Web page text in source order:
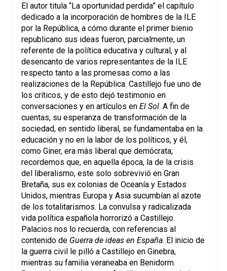
El autor titula “La oportunidad perdida” el capítulo
dedicado a la incorporación de hombres de la ILE
por la República, a cómo durante el primer bienio
republicano sus ideas fueron, parcialmente, un
referente de la política educativa y cultural, y al
desencanto de varios representantes de la ILE
respecto tanto a las promesas como a las
realizaciones de la República. Castillejo fue uno de
los críticos, y de esto dejó testimonio en
conversaciones y en artículos enEl Sol. A fin de
cuentas, su esperanza de transformación de la
sociedad, en sentido liberal, se fundamentaba en la
educación y no en la labor de los políticos, y él,
como Giner, era más liberal que demócrata;
recordemos que, en aquella época, la de la crisis
del liberalismo, este solo sobrevivió en Gran
Bretaña, sus ex colonias de Oceanía y Estados
Unidos, mientras Europa y Asia sucumbían al azote
de los totalitarismos. La convulsa y radicalizada
vida política española horrorizó a Castillejo.
Palacios nos lo recuerda, con referencias al
contenido de Guerra de ideas en España. El inicio de
la guerra civil le pilló a Castillejo en Ginebra,
mientras su familia veraneaba en Benidorm.